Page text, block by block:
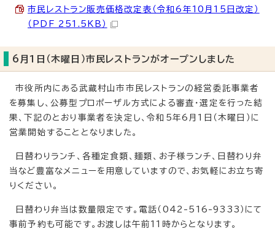
市民レストラン販売価格改定表（令和6年10月15日改定）
（PDF 251.5KB）
6月1日（木曜日）市民レストランがオープンしました
市役所内にある武蔵村山市市民レストランの経営委託事業者
を募集し、公募型プロポーザル方式による審査・選定を行った結
果、下記のとおり事業者を決定し、令和5年6月1日（木曜日）に
営業開始することとなりました。
日替わりランチ、各種定食類、麺類、お子様ランチ、日替わり弁
当など豊富なメニューを用意していますので、お気軽にお立ち寄
りください。
日替わり弁当は数量限定です。電話（042-516-9333）にて
事前予約も可能です。お渡しは午前11時からとなります。